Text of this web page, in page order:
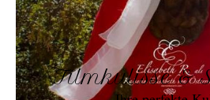
Filmkulisse &